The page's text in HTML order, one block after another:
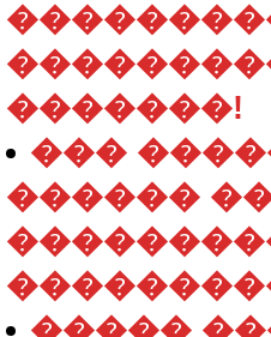
�������!
���
������
�����